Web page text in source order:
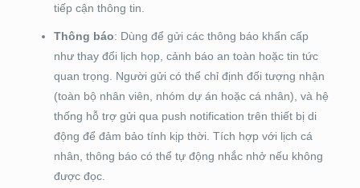
tiếp cận thông tin.
Thông báo: Dùng để gửi các thông báo khẩn cấp
như thay đổi lịch họp, cảnh báo an toàn hoặc tin tức
quan trọng. Người gửi có thể chỉ định đối tượng nhận
(toàn bộ nhân viên, nhóm dự án hoặc cá nhân), và hệ
thống hỗ trợ gửi qua push notification trên thiết bị di
động để đảm bảo tính kịp thời. Tích hợp với lịch cá
nhân, thông báo có thể tự động nhắc nhở nếu không
được đọc.